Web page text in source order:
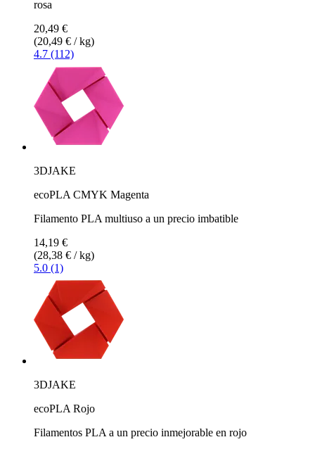
rosa
20,49 €
(20,49 € / kg)
4.7 (112)
3DJAKE
ecoPLA CMYK Magenta
Filamento PLA multiuso a un precio imbatible
14,19 €
(28,38 € / kg)
5.0 (1)
3DJAKE
ecoPLA Rojo
Filamentos PLA a un precio inmejorable en rojo